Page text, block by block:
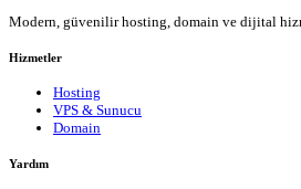
Modern, güvenilir hosting, domain ve dijital
Hizmetler
Hosting
VPS & Sunucu
Domain
Yardım